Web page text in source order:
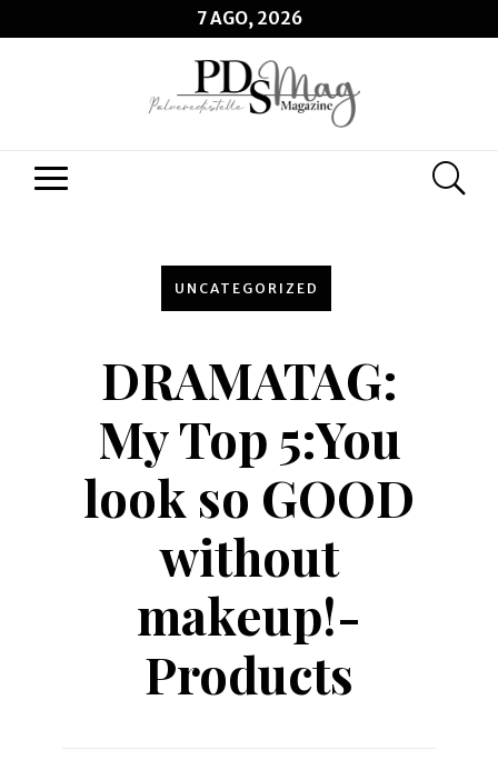
7 AGO, 2026
UNCATEGORIZED
DRAMATAG:
My Top 5:You
look so GOOD
without
makeup!-
Products